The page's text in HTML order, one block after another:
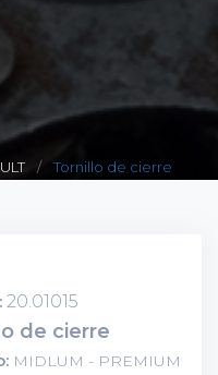
Tornillo de cierre
20.01015
de cierre
MIDLUM - PREMIUM